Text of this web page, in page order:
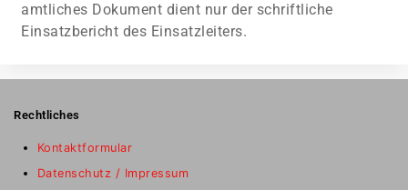
amtliches Dokument dient nur der schriftliche
Einsatzbericht des Einsatzleiters.
Rechtliches
Kontaktformular
Datenschutz / Impressum